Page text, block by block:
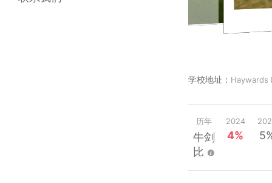
学校地址： Haywards
历年
牛剑
比
2024
4%